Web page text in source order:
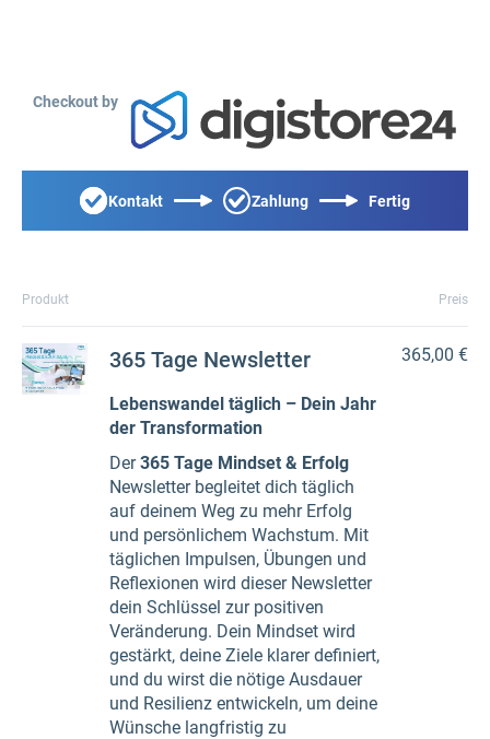
Checkout by
Kontakt Zahlung Fertig
Produkt Preis
365 Tage Newsletter
Lebenswandel täglich – Dein Jahr
der Transformation
Der365 Tage Mindset & Erfolg
Newsletter begleitet dich täglich
auf deinem Weg zu mehr Erfolg
und persönlichem Wachstum. Mit
täglichen Impulsen, Übungen und
Reflexionen wird dieser Newsletter
dein Schlüssel zur positiven
Veränderung. Dein Mindset wird
gestärkt, deine Ziele klarer definiert,
und du wirst die nötige Ausdauer
und Resilienz entwickeln, um deine
Wünsche langfristig zu
365,00 €